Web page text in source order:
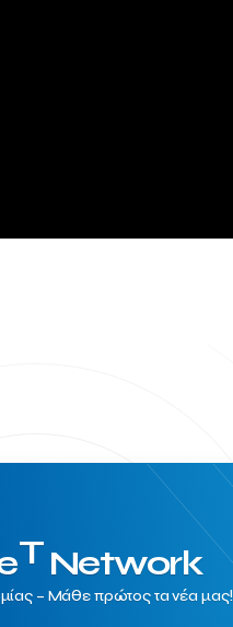
TNetwork
– Μάθε πρώτος τα νέα μας!